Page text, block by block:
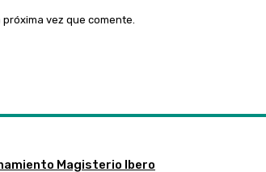
vez que comente.
Magisterio Ibero